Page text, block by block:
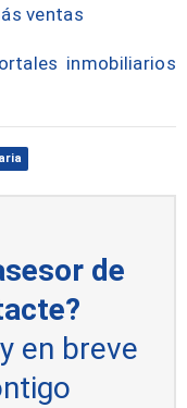
ventas
inmobiliarios
de
en breve